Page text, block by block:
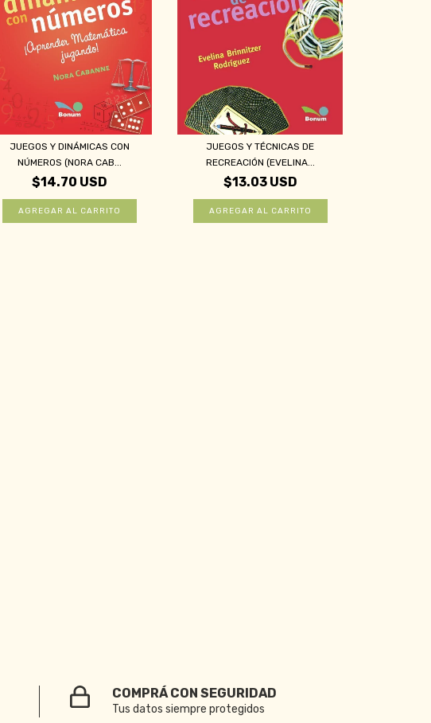
JUEGOS Y DINÁMICAS CON
NÚMEROS (NORA CAB...
$14.70 USD
JUEGOS Y TÉCNICAS DE
RECREACIÓN (EVELINA...
$13.03 USD
COMPRÁ CON SEGURIDAD
Tus datos siempre protegidos